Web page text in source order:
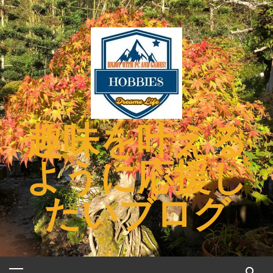
コ
ン
テ
ン
ツ
へ
ス
キ
ッ
プ
趣味を叶える
ように応援し
たいブログ